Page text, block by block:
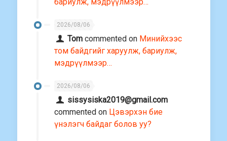
2026/08/06
Tom commented on Минийхээс
том байдгийг харуулж, бариулж,
мэдрүүлмээр…
2026/08/06
sissysiska2019@gmail.com
commented on Цэвэрхэн бие
үнэлэгч байдаг болов уу?